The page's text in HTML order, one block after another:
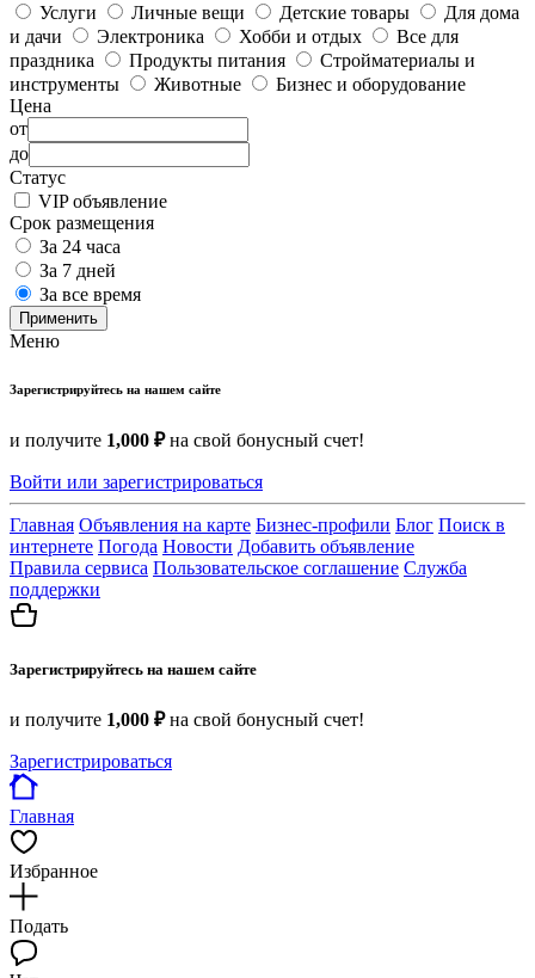
Услуги
Личные вещи Детские товары
Для дома
и дачи
Электроника Хобби и отдых
Все для
праздника
Продукты питания
Стройматериалы и
инструменты
Животные
Бизнес и оборудование
Цена
от
до
Статус
VIP объявление
Срок размещения
За 24 часа
За 7 дней
За все время
Применить
Меню
Зарегистрируйтесь на нашем сайте
и получите 1,000 ₽на свой бонусный счет!
Войти или зарегистрироваться
Главная Объявления на карте Бизнес-профили Блог Поиск в
интернете Погода Новости Добавить объявление
Правила сервиса Пользовательское соглашение Служба
поддержки
Зарегистрируйтесь на нашем сайте
и получите 1,000 ₽на свой бонусный счет!
Зарегистрироваться
Главная
Избранное
Подать